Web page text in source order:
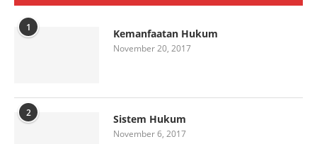
1 Kemanfaatan Hukum
November 20, 2017
2 Sistem Hukum
November 6, 2017